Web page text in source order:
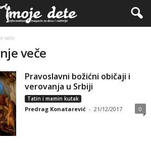
veče
veče
Pravoslavni božićni običaji i
verovanja u Srbiji
Tatin i mamin kutak
Predrag Konatarević - 21/12/2017 0